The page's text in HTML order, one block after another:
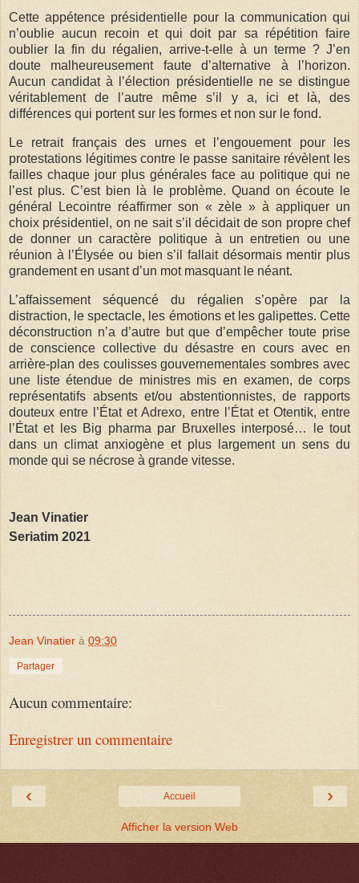
Cette appétence présidentielle pour la communication qui
n’oublie aucun recoin et qui doit par sa répétition faire
oublier la fin du régalien, arrive-t-elle à un terme ? J’en
doute malheureusement faute d’alternative à l’horizon.
Aucun candidat à l’élection présidentielle ne se distingue
véritablement de l’autre même s’il y a, ici et là, des
différences qui portent sur les formes et non sur le fond.
Le retrait français des urnes et l’engouement pour les
protestations légitimes contre le passe sanitaire révèlent les
failles chaque jour plus générales face au politique qui ne
l’est plus. C’est bien là le problème. Quand on écoute le
général Lecointre réaffirmer son « zèle » à appliquer un
choix présidentiel, on ne sait s’il décidait de son propre chef
de donner un caractère politique à un entretien ou une
réunion à l’Élysée ou bien s’il fallait désormais mentir plus
grandement en usant d’un mot masquant le néant.
L’affaissement séquencé du régalien s’opère par la
distraction, le spectacle, les émotions et les galipettes. Cette
déconstruction n’a d’autre but que d’empêcher toute prise
de conscience collective du désastre en cours avec en
arrière-plan des coulisses gouvernementales sombres avec
une liste étendue de ministres mis en examen, de corps
représentatifs absents et/ou abstentionnistes, de rapports
douteux entre l’État et Adrexo, entre l’État et Otentik, entre
l’État et les Big pharma par Bruxelles interposé… le tout
dans un climat anxiogène et plus largement un sens du
monde qui se nécrose à grande vitesse.
Jean Vinatier
Seriatim 2021
Jean Vinatier à 09:30
Partager
Aucun commentaire:
Enregistrer un commentaire
‹ ›
Accueil
Afficher la version Web